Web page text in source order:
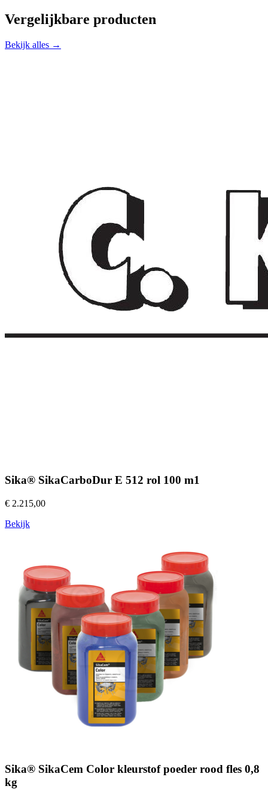
Vergelijkbare producten
Bekijk alles →
Sika® SikaCarboDur E 512 rol 100 m1
€ 2.215,00
Bekijk
Sika® SikaCem Color kleurstof poeder rood fles 0,8
kg